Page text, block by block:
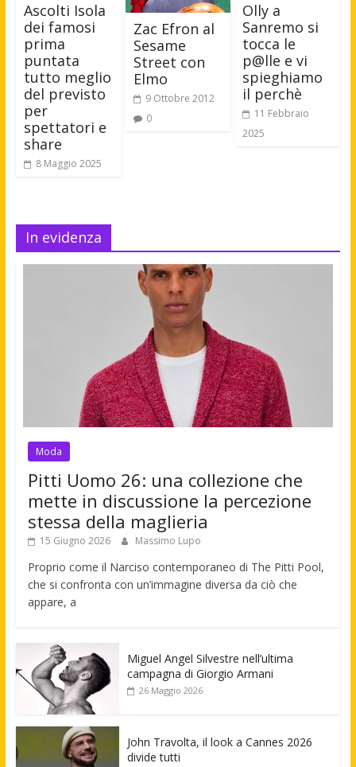
Ascolti Isola
dei famosi
prima
puntata
tutto meglio
del previsto
per
spettatori e
share
8 Maggio 2025
Zac Efron al
Sesame
Street con
Elmo
9 Ottobre 2012
0
Olly a
Sanremo si
tocca le
p@lle e vi
spieghiamo
il perchè
11 Febbraio
2025
In evidenza
Moda
Pitti Uomo 26: una collezione che
mette in discussione la percezione
stessa della maglieria
15 Giugno 2026 Massimo Lupo
Proprio come il Narciso contemporaneo di The Pitti Pool,
che si confronta con un’immagine diversa da ciò che
appare, a
Miguel Angel Silvestre nell’ultima
campagna di Giorgio Armani
26 Maggio 2026
John Travolta, il look a Cannes 2026
divide tutti